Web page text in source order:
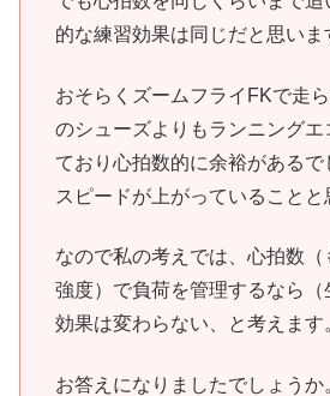
的な練習効果は同じだと思いま
おそらくズームフライFKで走
のシューズよりもランニングエ
ており心拍数的に余裕がある
スピードが上がっていることと
なので私の考えでは、心拍数
強度）で負荷を管理するなら（
効果は変わらない、と考えます
お答えになりましたでしょうか